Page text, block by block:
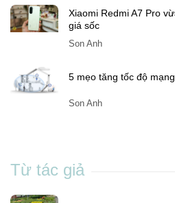
Xiaomi Redmi A7 Pro
giá sốc
Son Anh
5 mẹo tăng tốc độ
Son Anh
Từ tác giả